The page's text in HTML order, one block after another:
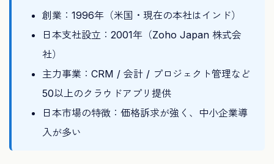
創業：1996年（米国・現在の本社はインド）
日本支社設立：2001年（Zoho Japan 株式会
社）
主力事業：CRM / 会計 / プロジェクト管理など
50以上のクラウドアプリ提供
日本市場の特徴：価格訴求が強く、中小企業導
入が多い